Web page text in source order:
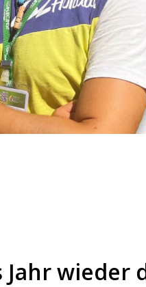
wieder